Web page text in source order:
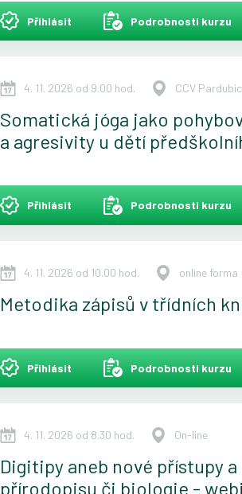
Přihlásit Podrobnosti kurzu
4. 11. 2026 od 9.00 hod. CCV
Somatická jóga jako
a agresivity u dětí
Přihlásit Podrobnosti kurzu
4. 11. 2026 od 10.00 hod. online forma
Metodika zápisů v třídních
Přihlásit Podrobnosti kurzu
4. 11. 2026 od 8.30 hod. On-line
Digitipy aneb nové přístupy
přírodopisu či biologie -